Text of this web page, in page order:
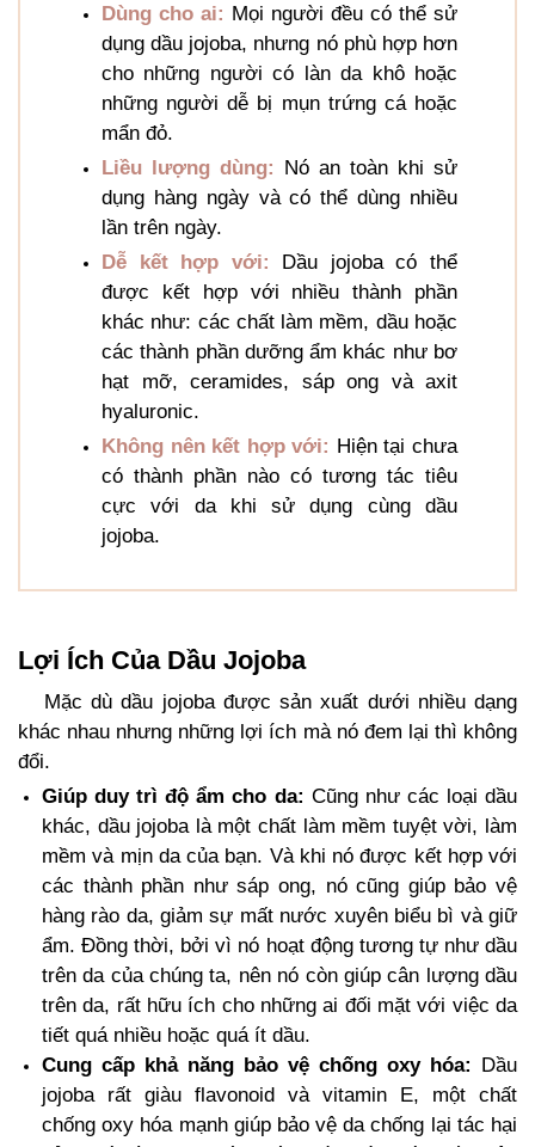
Dùng cho ai: Mọi người đều có thể sử
dụng dầu jojoba, nhưng nó phù hợp hơn
cho những người có làn da khô hoặc
những người dễ bị mụn trứng cá hoặc
mẩn đỏ.
Liều lượng dùng: Nó an toàn khi sử
dụng hàng ngày và có thể dùng nhiều
lần trên ngày.
Dễ kết hợp với: Dầu jojoba có thể
được kết hợp với nhiều thành phần
khác như: các chất làm mềm, dầu hoặc
các thành phần dưỡng ẩm khác như bơ
hạt mỡ, ceramides, sáp ong và axit
hyaluronic.
Không nên kết hợp với: Hiện tại chưa
có thành phần nào có tương tác tiêu
cực với da khi sử dụng cùng dầu
jojoba.
Lợi Ích Của Dầu Jojoba
Mặc dù dầu jojoba được sản xuất dưới nhiều dạng
khác nhau nhưng những lợi ích mà nó đem lại thì không
đổi.
Giúp duy trì độ ẩm cho da: Cũng như các loại dầu
khác, dầu jojoba là một chất làm mềm tuyệt vời, làm
mềm và mịn da của bạn. Và khi nó được kết hợp với
các thành phần như sáp ong, nó cũng giúp bảo vệ
hàng rào da, giảm sự mất nước xuyên biểu bì và giữ
ẩm. Đồng thời, bởi vì nó hoạt động tương tự như dầu
trên da của chúng ta, nên nó còn giúp cân lượng dầu
trên da, rất hữu ích cho những ai đối mặt với việc da
tiết quá nhiều hoặc quá ít dầu.
Cung cấp khả năng bảo vệ chống oxy hóa: Dầu
jojoba rất giàu flavonoid và vitamin E, một chất
chống oxy hóa mạnh giúp bảo vệ da chống lại tác hại